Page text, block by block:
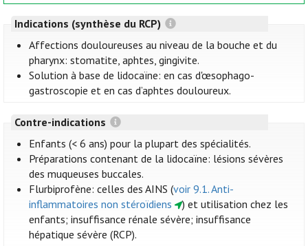
Indications (synthèse du RCP)
Affections douloureuses au niveau de la bouche et du
pharynx: stomatite, aphtes, gingivite.
Solution à base de lidocaïne: en cas d'œsophago-
gastroscopie et en cas d’aphtes douloureux.
Contre-indications
Enfants (< 6 ans) pour la plupart des spécialités.
Préparations contenant de la lidocaïne: lésions sévères
des muqueuses buccales.
Flurbiprofène: celles des AINS (voir 9.1. Anti-
inflammatoires non stéroïdiens
) et utilisation chez les
enfants; insuffisance rénale sévère; insuffisance
hépatique sévère (RCP).